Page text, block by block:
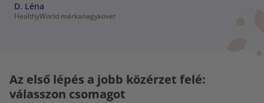
D. Léna
HealthyWorld márkanagykövet
Az első lépés a jobb közérzet felé:
válasszon csomagot